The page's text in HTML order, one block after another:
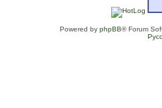
Powered by phpBB® Forum